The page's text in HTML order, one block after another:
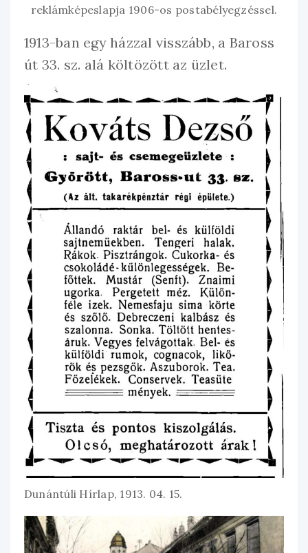
reklámképeslapja 1906-os postabélyegzéssel.
1913-ban egy házzal visszább, a Baross
út 33. sz. alá költözött az üzlet.
Dunántúli Hírlap, 1913. 04. 15.